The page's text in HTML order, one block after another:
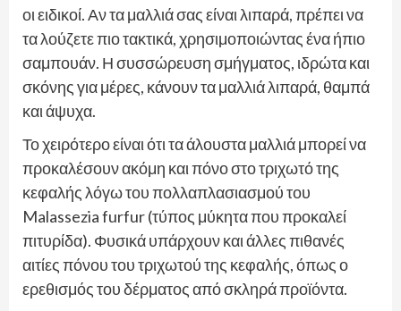
οι ειδικοί. Αν τα μαλλιά σας είναι λιπαρά, πρέπει να
τα λούζετε πιο τακτικά, χρησιμοποιώντας ένα ήπιο
σαμπουάν. Η συσσώρευση σμήγματος, ιδρώτα και
σκόνης για μέρες, κάνουν τα μαλλιά λιπαρά, θαμπά
και άψυχα.
Το χειρότερο είναι ότι τα άλουστα μαλλιά μπορεί να
προκαλέσουν ακόμη και πόνο στο τριχωτό της
κεφαλής λόγω του πολλαπλασιασμού του
Malassezia furfur (τύπος μύκητα που προκαλεί
πιτυρίδα). Φυσικά υπάρχουν και άλλες πιθανές
αιτίες πόνου του τριχωτού της κεφαλής, όπως ο
ερεθισμός του δέρματος από σκληρά προϊόντα.